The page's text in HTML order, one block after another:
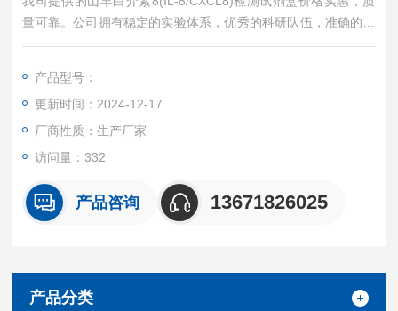
量可靠。公司拥有稳定的实验体系，优秀的科研队伍，准确的实
验结果，是您值得信赖的合作伙伴，凡购买我司的试剂盒产品都
产品型号：
更新时间：2024-12-17
厂商性质：生产厂家
访问量：332
产品咨询 13671826025
产品分类